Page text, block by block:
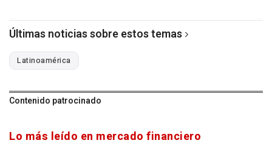
Últimas noticias sobre estos temas
Latinoamérica
Contenido patrocinado
Lo más leído en mercado financiero